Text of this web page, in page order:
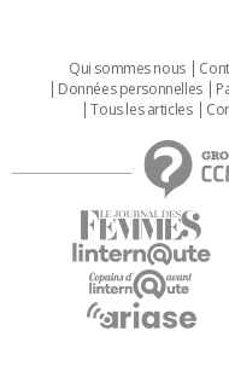
Qui sommes nous
Données personnelles
Tous les articles